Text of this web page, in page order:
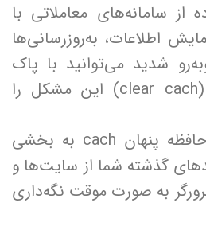
از سامانه‌های معاملاتی با
اطلاعات، به‌روزرسانی‌ها
شدید می‌توانید با پاک
کردن حافظه مرورگر (clear cach) این مشکل را
(توجه داشته باشید حافظه پنهان cach به بخشی
گذشته شما از سایت‌ها و
به صورت موقت نگه‌داری